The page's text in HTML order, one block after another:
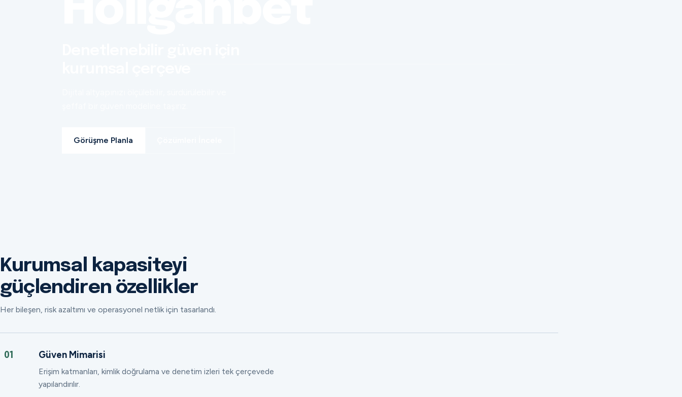
Görüşme Planla
Kurumsal kapasiteyi
güçlendiren özellikler
Her bileşen, risk azaltımı ve operasyonel netlik için tasarlandı.
01 Güven Mimarisi
Erişim katmanları, kimlik doğrulama ve denetim izleri tek çerçevede
yapılandırılır.